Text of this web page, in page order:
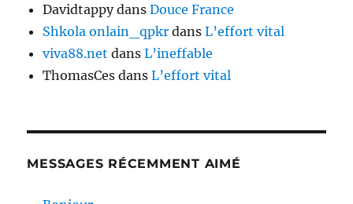
DavidtappydansDouce France
Shkola onlain_qpkr dansL’effort vital
viva88.net dansL’ineffable
ThomasCes dansL’effort vital
MESSAGES RÉCEMMENT AIMÉ